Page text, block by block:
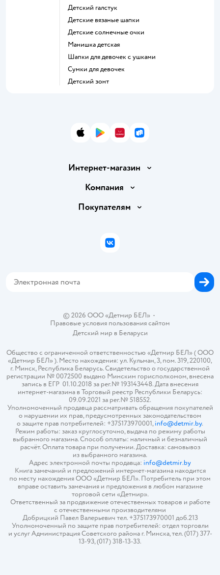
Детский галстук
Детские вязаные шапки
Детские солнечные очки
Манишка детская
Шапки для девочек с ушками
Сумки для девочек
Детский зонт
App StoreGoogle Play
AppGallery
RuStore
Интернет-магазин
Доставка и оплата
Правила продажи
Политика использования файлов cookie
Компания
Вакансии
Покупателям
Бонусные карты
© 2026 ООО «Детмир БЕЛ»•
Правовые условия пользования сайтом
Детский мир в Беларуси
Общество с ограниченной ответственностью «Детмир БЕЛ» ( ООО
«Детмир БЕЛ» ). Место нахождения: ул. Кульман, 3, пом. 319, 220100,
г. Минск, Республика Беларусь. Свидетельство о государственной
регистрации № 0072500 выдано Минским горисполкомом, внесена
запись в ЕГР 01.10.2018 за рег.№ 193143448. Дата внесения
интернет-магазина в Торговый реестр Республики Беларусь:
09.09.2021 за рег.№ 518552.
Уполномоченный продавца рассматривать обращения покупателей
о нарушении их прав, предусмотренных законодательством
о защите прав потребителей: +375173970001,info@detmir.by.
Режим работы: заказ круглосуточно, выдача по режиму работы
выбранного магазина. Способ оплаты: наличный и безналичный
расчёт. Оплата товара при получении. Доставка: самовывоз
из выбранного магазина.
Адрес электронной почты продавца: info@detmir.by
Книга замечаний и предложений интернет-магазина находится
по месту нахождения ООО «Детмир БЕЛ». Потребитель при этом
вправе оставить замечания и предложения в любом магазине
торговой сети «Детмир».
Ответственный за продвижение отечественных товаров и работе
с отечественными производителями
Добрицкий Павел Валерьевич тел. +375173970001 доб.213
Уполномоченный по защите прав потребителей: отдел торговли
и услуг Администрация Советского района г. Минска, тел. (017) 377-
13-93, (017) 318-13-33.
ВКонтакте